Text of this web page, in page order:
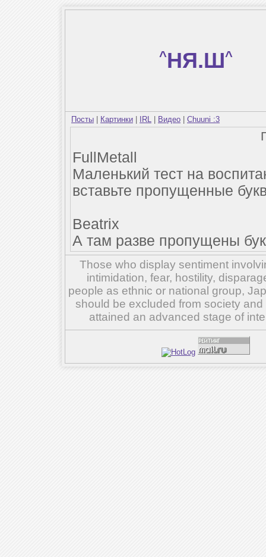
^НЯ.Ш^
Посты Картинки IRL Видео Chuuni :3
FullMetall
Маленький тест на
вставьте пропущенные
Beatrix
А там разве пропущены
Those who display sentiment
intimidation, fear, hostility,
people as ethnic or national group,
should be excluded from society
attained an advanced stage of